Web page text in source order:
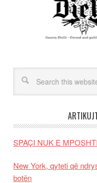
SPAÇI NUK E
New York, qyteti që
botën